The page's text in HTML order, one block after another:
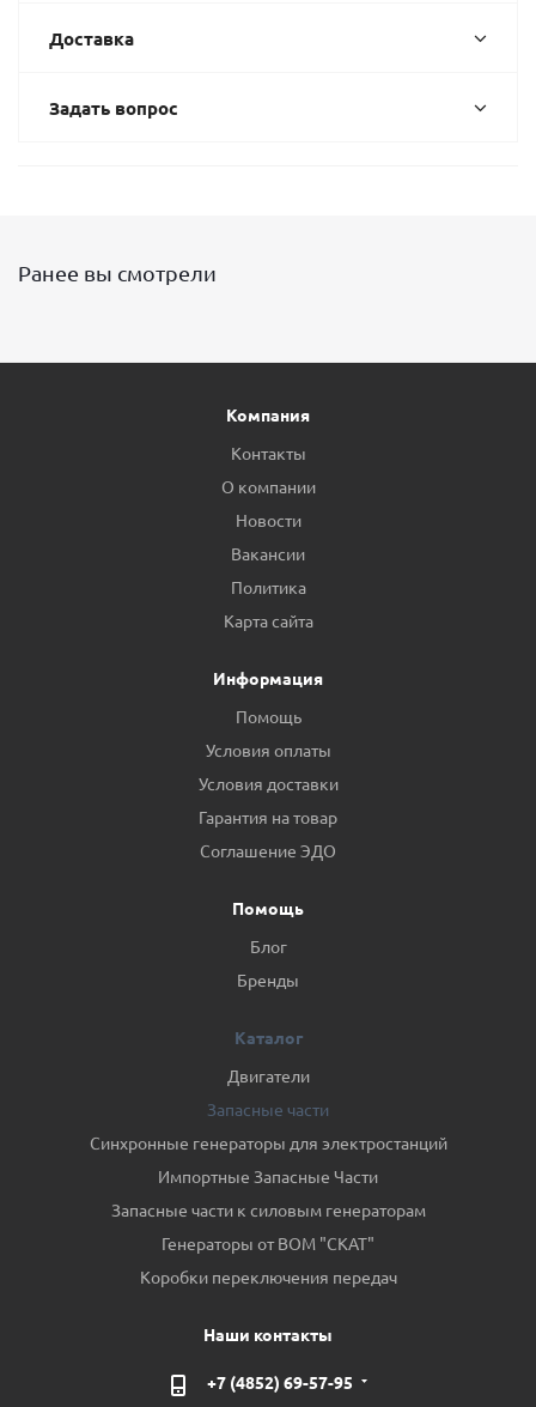
Доставка
Задать вопрос
Ранее вы смотрели
Компания
Контакты
О компании
Новости
Вакансии
Политика
Карта сайта
Информация
Помощь
Условия оплаты
Условия доставки
Гарантия на товар
Соглашение ЭДО
Помощь
Блог
Бренды
Каталог
Двигатели
Запасные части
Синхронные генераторы для электростанций
Импортные Запасные Части
Запасные части к силовым генераторам
Генераторы от ВОМ "СКАТ"
Коробки переключения передач
Наши контакты
+7 (4852) 69-57-95